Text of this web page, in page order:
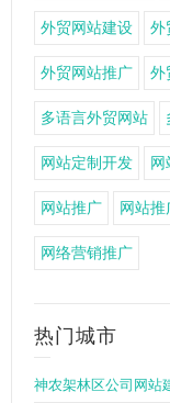
外贸网站建设 外
外贸网站推广 外
多语言外贸网站
网站定制开发 网
网站推广 网站推
网络营销推广
热门城市
神农架林区公司网站